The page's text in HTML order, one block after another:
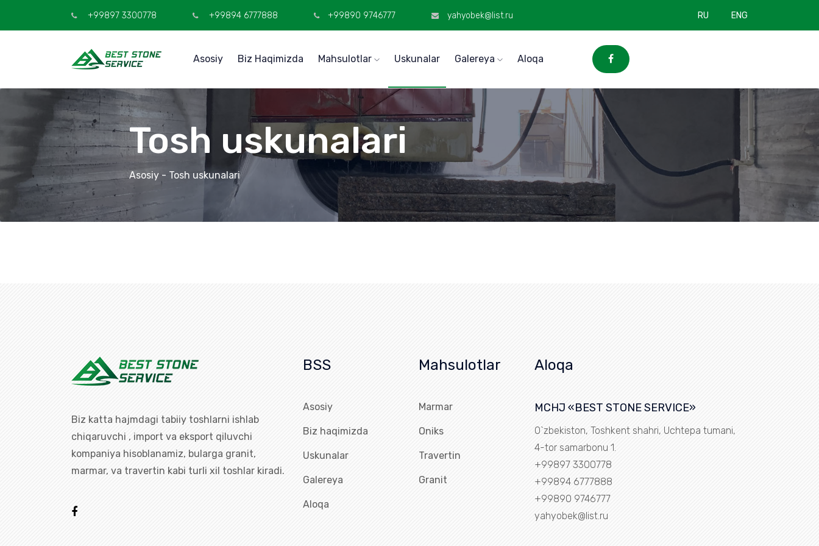
+99897 3300778 +99894 6777888 +99890 9746777 yahyobek@list.ru RU ENG
Asosiy Biz Haqimizda Mahsulotlar Uskunalar Galereya Aloqa
Tosh uskunalari
Asosiy - Tosh uskunalari
Biz katta hajmdagi tabiiy toshlarni ishlab
chiqaruvchi , import va eksport qiluvchi
kompaniya hisoblanamiz, bularga granit,
marmar, va travertin kabi turli xil toshlar kiradi.
BSS
Asosiy
Biz haqimizda
Uskunalar
Galereya
Aloqa
Mahsulotlar
Marmar
Oniks
Travertin
Granit
Aloqa
MCHJ «BEST STONE SERVICE»
O`zbekiston, Toshkent shahri, Uchtepa tumani,
4-tor samarbonu 1.
+99897 3300778
+99894 6777888
+99890 9746777
yahyobek@list.ru